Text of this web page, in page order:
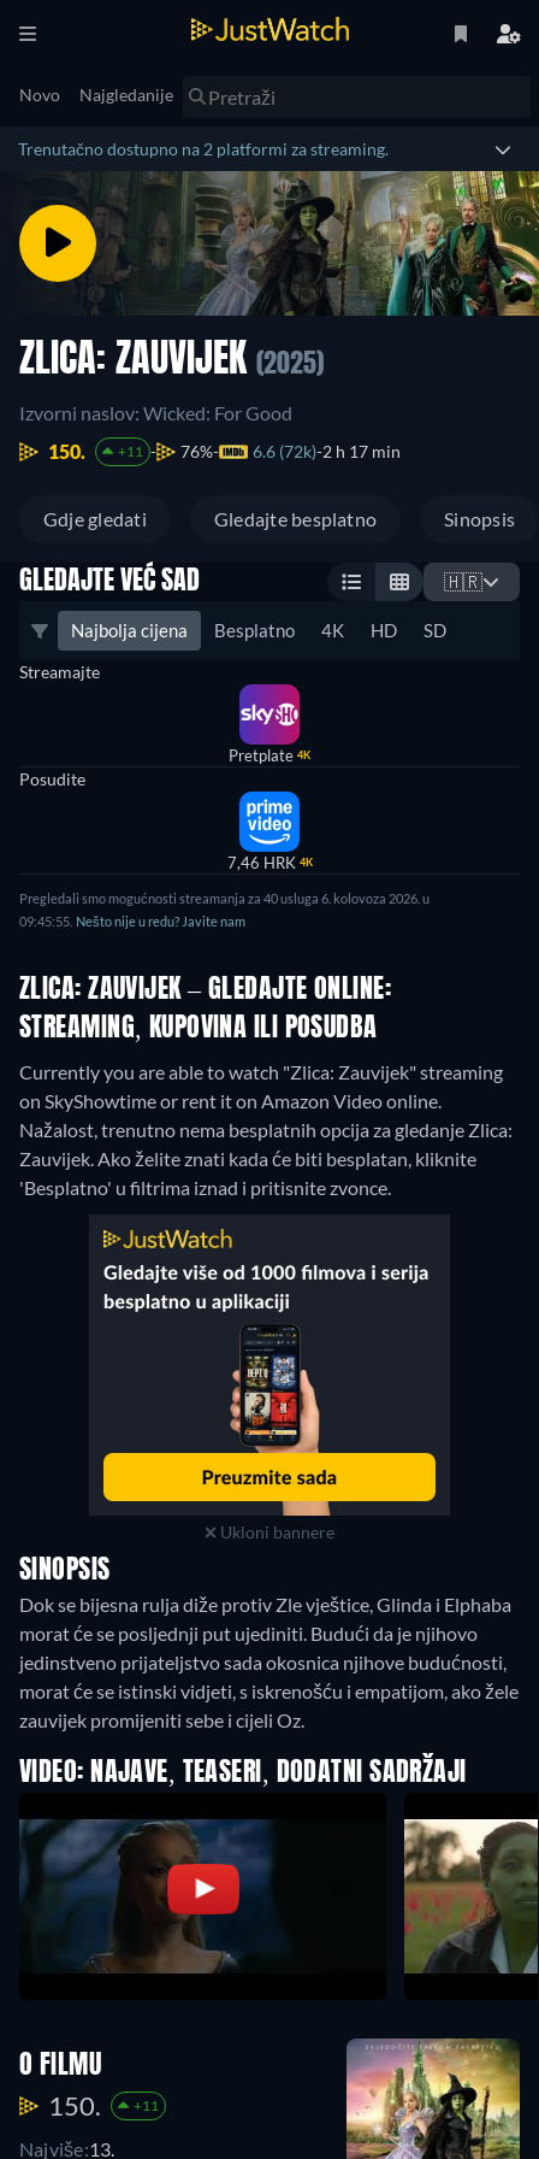
Novo Najgledanije
Trenutačno dostupno na 2 platformi za streaming.
ZLICA: ZAUVIJEK (2025)
Izvorni naslov: Wicked: For Good
150.
+11 76% 6.6 (72k) 2 h 17 min
Gdje gledati Gledajte besplatno Sinopsis
GLEDAJTE VEĆ SAD 🇭🇷
Najbolja cijena Besplatno 4K HD SD
Streamajte
Pretplate 4K
Posudite
7,46 HRK 4K
Pregledali smo mogućnosti streamanja za 40 usluga 6. kolovoza 2026. u
09:45:55. Nešto nije u redu? Javite nam
ZLICA: ZAUVIJEK – GLEDAJTE ONLINE:
STREAMING, KUPOVINA ILI POSUDBA
Currently you are able to watch "Zlica: Zauvijek" streaming
on SkyShowtime or rent it on Amazon Video online.
Nažalost, trenutno nema besplatnih opcija za gledanje Zlica:
Zauvijek. Ako želite znati kada će biti besplatan, kliknite
'Besplatno' u filtrima iznad i pritisnite zvonce.
Ukloni bannere
SINOPSIS
Dok se bijesna rulja diže protiv Zle vještice, Glinda i Elphaba
morat će se posljednji put ujediniti. Budući da je njihovo
jedinstveno prijateljstvo sada okosnica njihove budućnosti,
morat će se istinski vidjeti, s iskrenošću i empatijom, ako žele
zauvijek promijeniti sebe i cijeli Oz.
VIDEO: NAJAVE, TEASERI, DODATNI SADRŽAJI
O FILMU
150. +11
Najviše:13.